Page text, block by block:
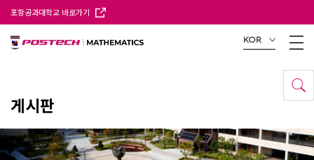
포항공과대학교 바로가기
KOR
게시판